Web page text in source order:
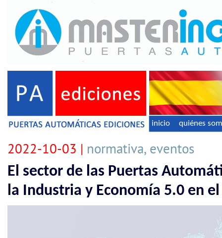
inicio quiénes
2022-10-03 | normativa, eventos
El sector de las Puertas
la Industria y Economía 5.0 en